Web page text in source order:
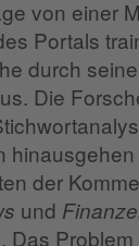
von einer
Portals
durch
Die
der
und
Das